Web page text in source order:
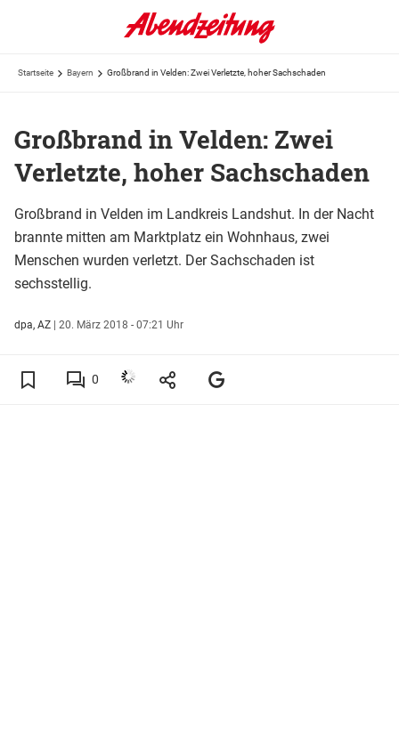
Startseite Bayern Großbrand in Velden: Zwei Verletzte, hoher Sachschaden
Großbrand in Velden: Zwei
Verletzte, hoher Sachschaden
Großbrand in Velden im Landkreis Landshut. In der Nacht
brannte mitten am Marktplatz ein Wohnhaus, zwei
Menschen wurden verletzt. Der Sachschaden ist
sechsstellig.
dpa, AZ | 20. März 2018 - 07:21 Uhr
0